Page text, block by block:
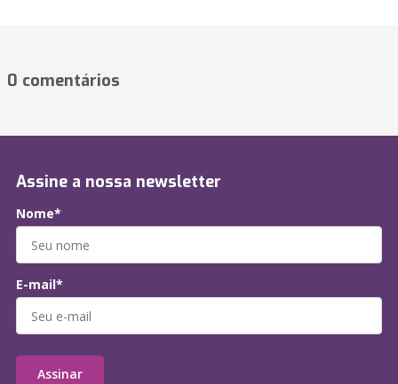
0 comentários
Assine a nossa newsletter
Nome*
E-mail*
Assinar